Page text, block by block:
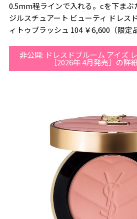
0.5mm程ラインで入れる。cを下まぶ
ジルスチュアート ビューティ ドレス
ィトゥブラッシュ 104 ￥6,600（限定
非公開: ドレスドブルーム アイズ
［2026年 4月発売］の詳